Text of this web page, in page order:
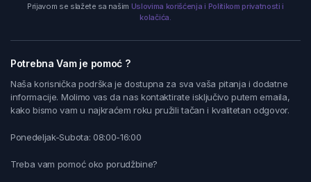
Prijavom se slažete sa našim Uslovima korišćenja i Politikom privatnosti i
kolačića.
Potrebna Vam je pomoć ?
Naša korisnička podrška je dostupna za sva vaša pitanja i dodatne
informacije. Molimo vas da nas kontaktirate isključivo putem emaila,
kako bismo vam u najkraćem roku pružili tačan i kvalitetan odgovor.
Ponedeljak-Subota: 08:00-16:00
Treba vam pomoć oko porudžbine?